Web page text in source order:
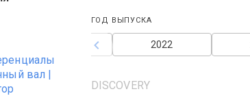
вал |
ГОД ВЫПУСКА
2022
DISCOVERY